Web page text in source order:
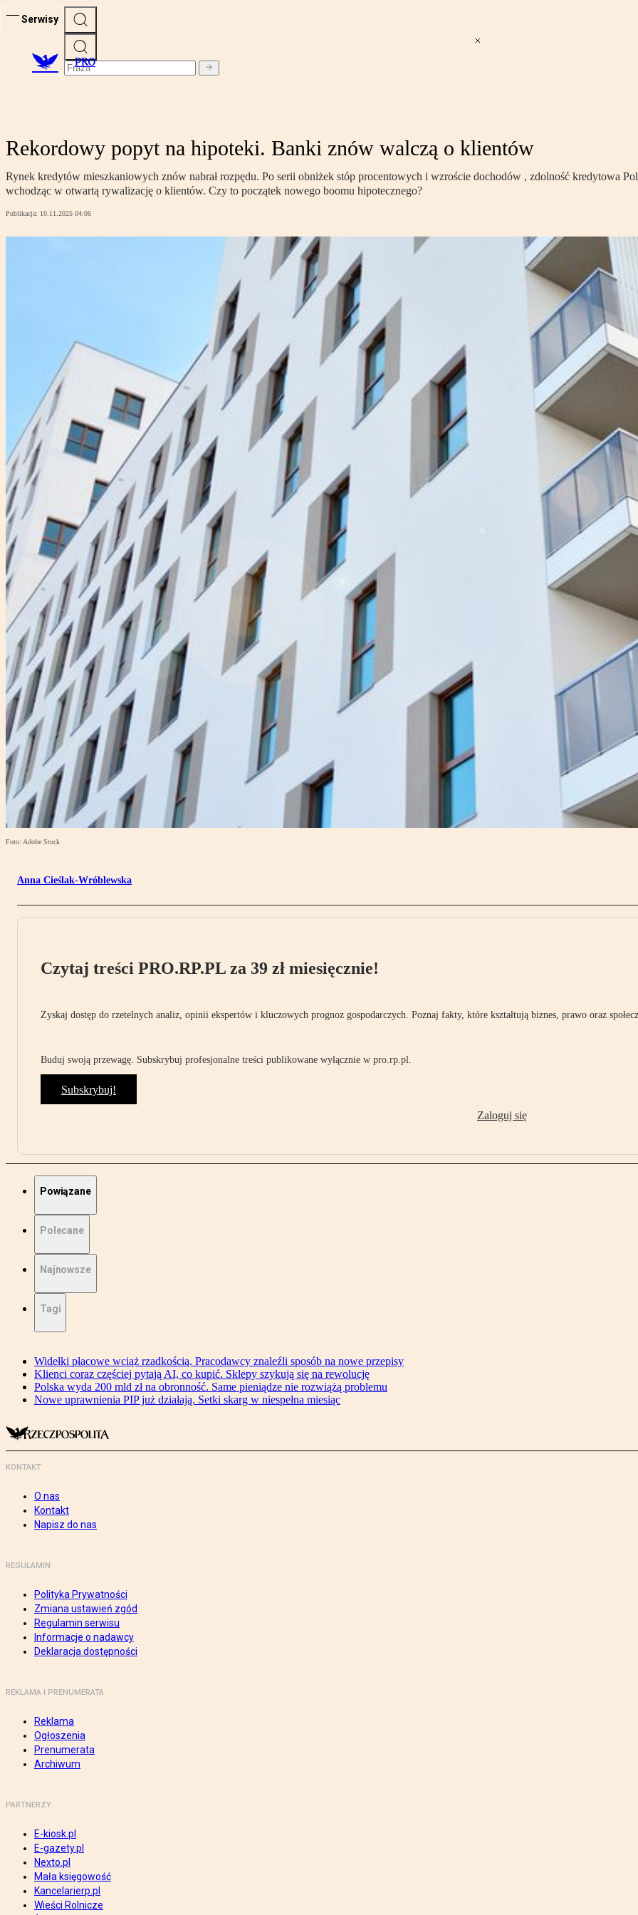
Serwisy
PRO
Rekordowy popyt na hipoteki. Banki znów walczą o klientów
Rynek kredytów mieszkaniowych znów nabrał rozpędu. Po serii obniżek stóp procentowych i wzroście dochodów , zdolność kredytowa
wchodząc w otwartą rywalizację o klientów. Czy to początek nowego boomu hipotecznego?
Publikacja: 10.11.2025 04:06
Foto: Adobe Stock
Anna Cieślak-Wróblewska
Czytaj treści PRO.RP.PL za 39 zł miesięcznie!
Zyskaj dostęp do rzetelnych analiz, opinii ekspertów i kluczowych prognoz gospodarczych. Poznaj fakty, które kształtują biznes, prawo oraz
Buduj swoją przewagę. Subskrybuj profesjonalne treści publikowane wyłącznie w pro.rp.pl.
Subskrybuj!
Zaloguj się
Powiązane
Polecane
Najnowsze
Tagi
Widełki płacowe wciąż rzadkością. Pracodawcy znaleźli sposób na nowe przepisy
Klienci coraz częściej pytają AI, co kupić. Sklepy szykują się na rewolucję
Polska wyda 200 mld zł na obronność. Same pieniądze nie rozwiążą problemu
Nowe uprawnienia PIP już działają. Setki skarg w niespełna miesiąc
KONTAKT
O nas
Kontakt
Napisz do nas
REGULAMIN
Polityka Prywatności
Zmiana ustawień zgód
Regulamin serwisu
Informacje o nadawcy
Deklaracja dostępności
REKLAMA I PRENUMERATA
Reklama
Ogłoszenia
Prenumerata
Archiwum
PARTNERZY
E-kiosk.pl
E-gazety.pl
Nexto.pl
Mała księgowość
Kancelarierp.pl
Wieści Rolnicze